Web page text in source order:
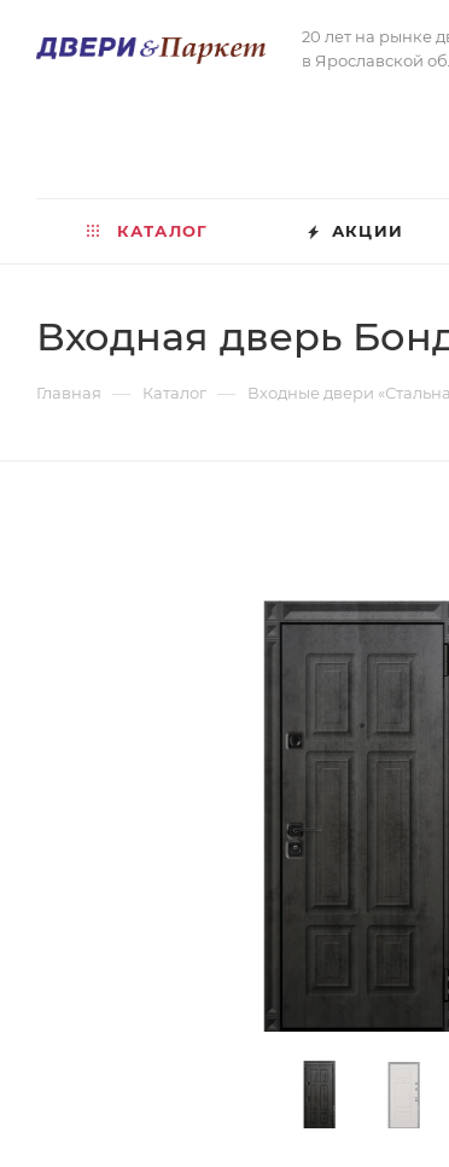
20 лет на рынке
в Ярославской
КАТАЛОГ АКЦИИ
Входная дверь
Главная — Каталог — Входные двери